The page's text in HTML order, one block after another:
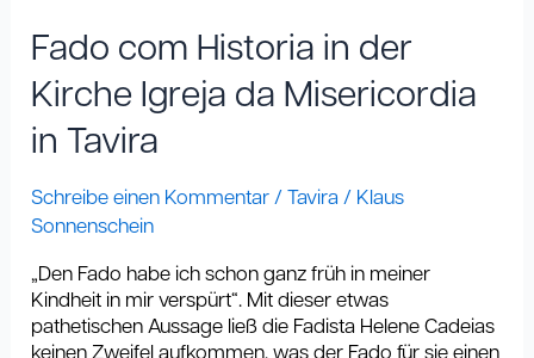
Fado com Historia in der
Kirche Igreja da Misericordia
in Tavira
Schreibe einen Kommentar / Tavira / Klaus
Sonnenschein
„Den Fado habe ich schon ganz früh in meiner
Kindheit in mir verspürt“. Mit dieser etwas
pathetischen Aussage ließ die Fadista Helene Cadeias
keinen Zweifel aufkommen, was der Fado für sie einen
in
der
Kirche
da
in
Tavira